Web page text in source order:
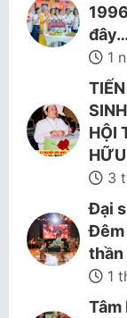
1
HỘI
3
Đại
Đêm
thần
1
Tâm